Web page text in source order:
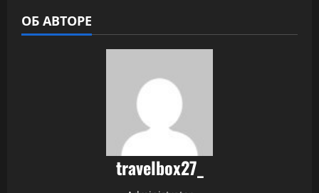
ОБ АВТОРЕ
travelbox27_